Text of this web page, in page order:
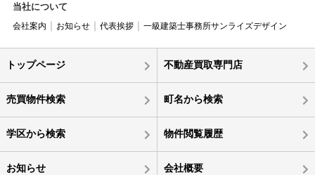
当社について
会社案内 お知らせ 代表挨拶 一級建築士事務所サンライズデザイン
トップページ 不動産買取専門店
売買物件検索 町名から検索
学区から検索 物件閲覧履歴
お知らせ 会社概要